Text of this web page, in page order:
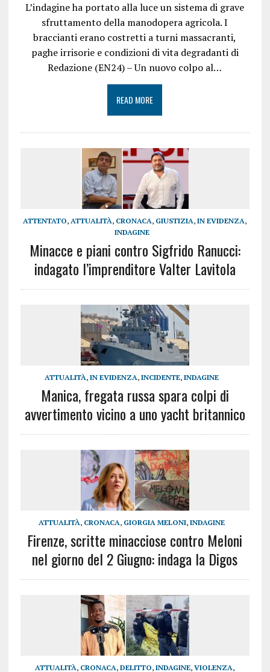
L’indagine ha portato alla luce un sistema di grave
sfruttamento della manodopera agricola. I
braccianti erano costretti a turni massacranti,
paghe irrisorie e condizioni di vita degradanti di
Redazione (EN24) – Un nuovo colpo al…
READ MORE
ATTENTATO,ATTUALITÀ, CRONACA, GIUSTIZIA,IN EVIDENZA,
INDAGINE
Minacce e piani contro Sigfrido Ranucci:
indagato l’imprenditore Valter Lavitola
ATTUALITÀ,IN EVIDENZA,INCIDENTE,INDAGINE
Manica, fregata russa spara colpi di
avvertimento vicino a uno yacht britannico
ATTUALITÀ, CRONACA, GIORGIA MELONI,INDAGINE
Firenze, scritte minacciose contro Meloni
nel giorno del 2 Giugno: indaga la Digos
ATTUALITÀ, CRONACA,DELITTO,INDAGINE,VIOLENZA,